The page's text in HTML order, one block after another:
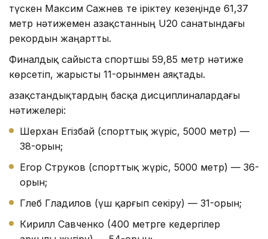
түскен Максим Сажнев те іріктеу кезеңінде 61,37
метр нәтижемен Қазақстанның U20 санатындағы
рекордын жаңартты.
Финалдық сайыста спортшы 59,85 метр нәтиже
көрсетіп, жарысты 11-орынмен аяқтады.
Қазақстандықтардың басқа дисциплиналардағы
нәтижелері:
Шерхан Егізбай (спорттық жүріс, 5000 метр) —
38-орын;
Егор Струков (спорттық жүріс, 5000 метр) — 36-
орын;
Глеб Гладилов (үш қарғып секіру) — 31-орын;
Кирилл Савченко (400 метрге кедергілер